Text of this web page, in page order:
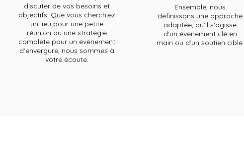
discuter de vos besoins et
objectifs. Que vous cherchiez
un lieu pour une petite
réunion ou une stratégie
complète pour un évènement
d’envergure, nous sommes à
votre écoute.
Ensemble, nous
définissons une approche
adaptée, qu’il s’agisse
d’un événement clé en
main ou d’un soutien ciblé.